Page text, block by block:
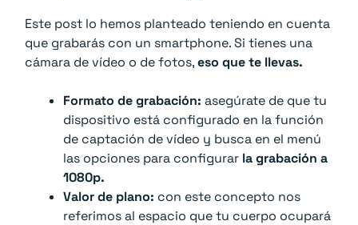
Este post lo hemos planteado teniendo en cuenta
que grabarás con un smartphone. Si tienes una
cámara de vídeo o de fotos,eso que te llevas.
Formato de grabación: asegúrate de que tu
dispositivo está configurado en la función
de captación de vídeo y busca en el menú
las opciones para configurar la grabación a
1080p.
Valor de plano: con este concepto nos
referimos al espacio que tu cuerpo ocupará